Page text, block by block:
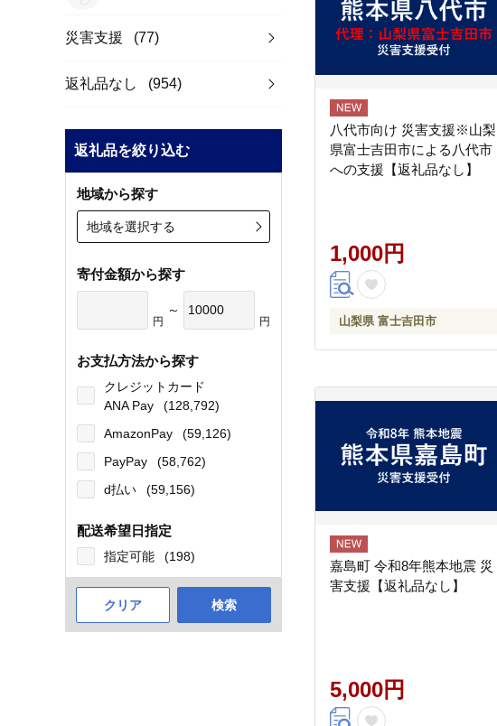
災害支援 (77)
返礼品なし (954)
返礼品を絞り込む
地域から探す
地域を選択する
寄付金額から探す
円
～
円
お支払方法から探す
クレジットカード
ANA Pay
(128,792)
AmazonPay
(59,126)
PayPay
(58,762)
d払い
(59,156)
配送希望日指定
指定可能 (198)
クリア 検索
八代市向け 災害支援※山梨
県富士吉田市による八代市
への支援【返礼品なし】
1,000円
山梨県 富士吉田市
嘉島町 令和8年熊本地震 災
害支援【返礼品なし】
5,000円